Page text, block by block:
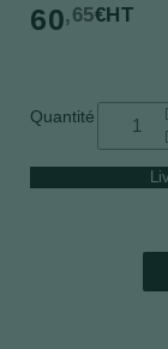
60,65€HT
Quantité